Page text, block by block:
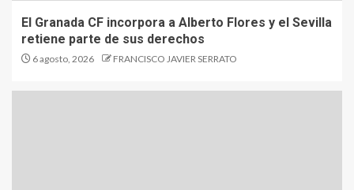
El Granada CF incorpora a Alberto Flores y el Sevilla
retiene parte de sus derechos
6 agosto, 2026 FRANCISCO JAVIER SERRATO